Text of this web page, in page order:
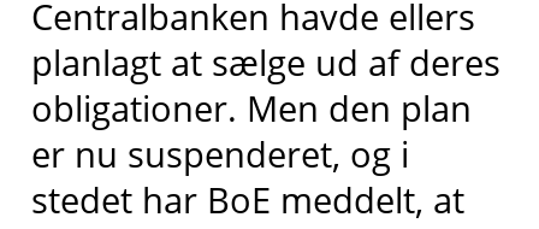
Centralbanken havde ellers
planlagt at sælge ud af deres
obligationer. Men den plan
er nu suspenderet, og i
stedet har BoE meddelt, at